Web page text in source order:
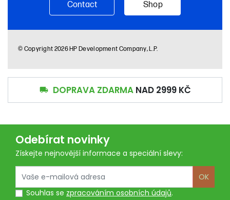
 DOPRAVA ZDARMANAD 2999 KČ
Odebírat novinky
Získejte nejnovější informace a speciální slevy:
OK
Souhlas se zpracováním osobních údajů.